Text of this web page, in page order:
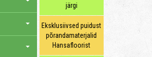
järgi
Eksklusiivsed puidust
põrandamaterjalid
Hansafloorist